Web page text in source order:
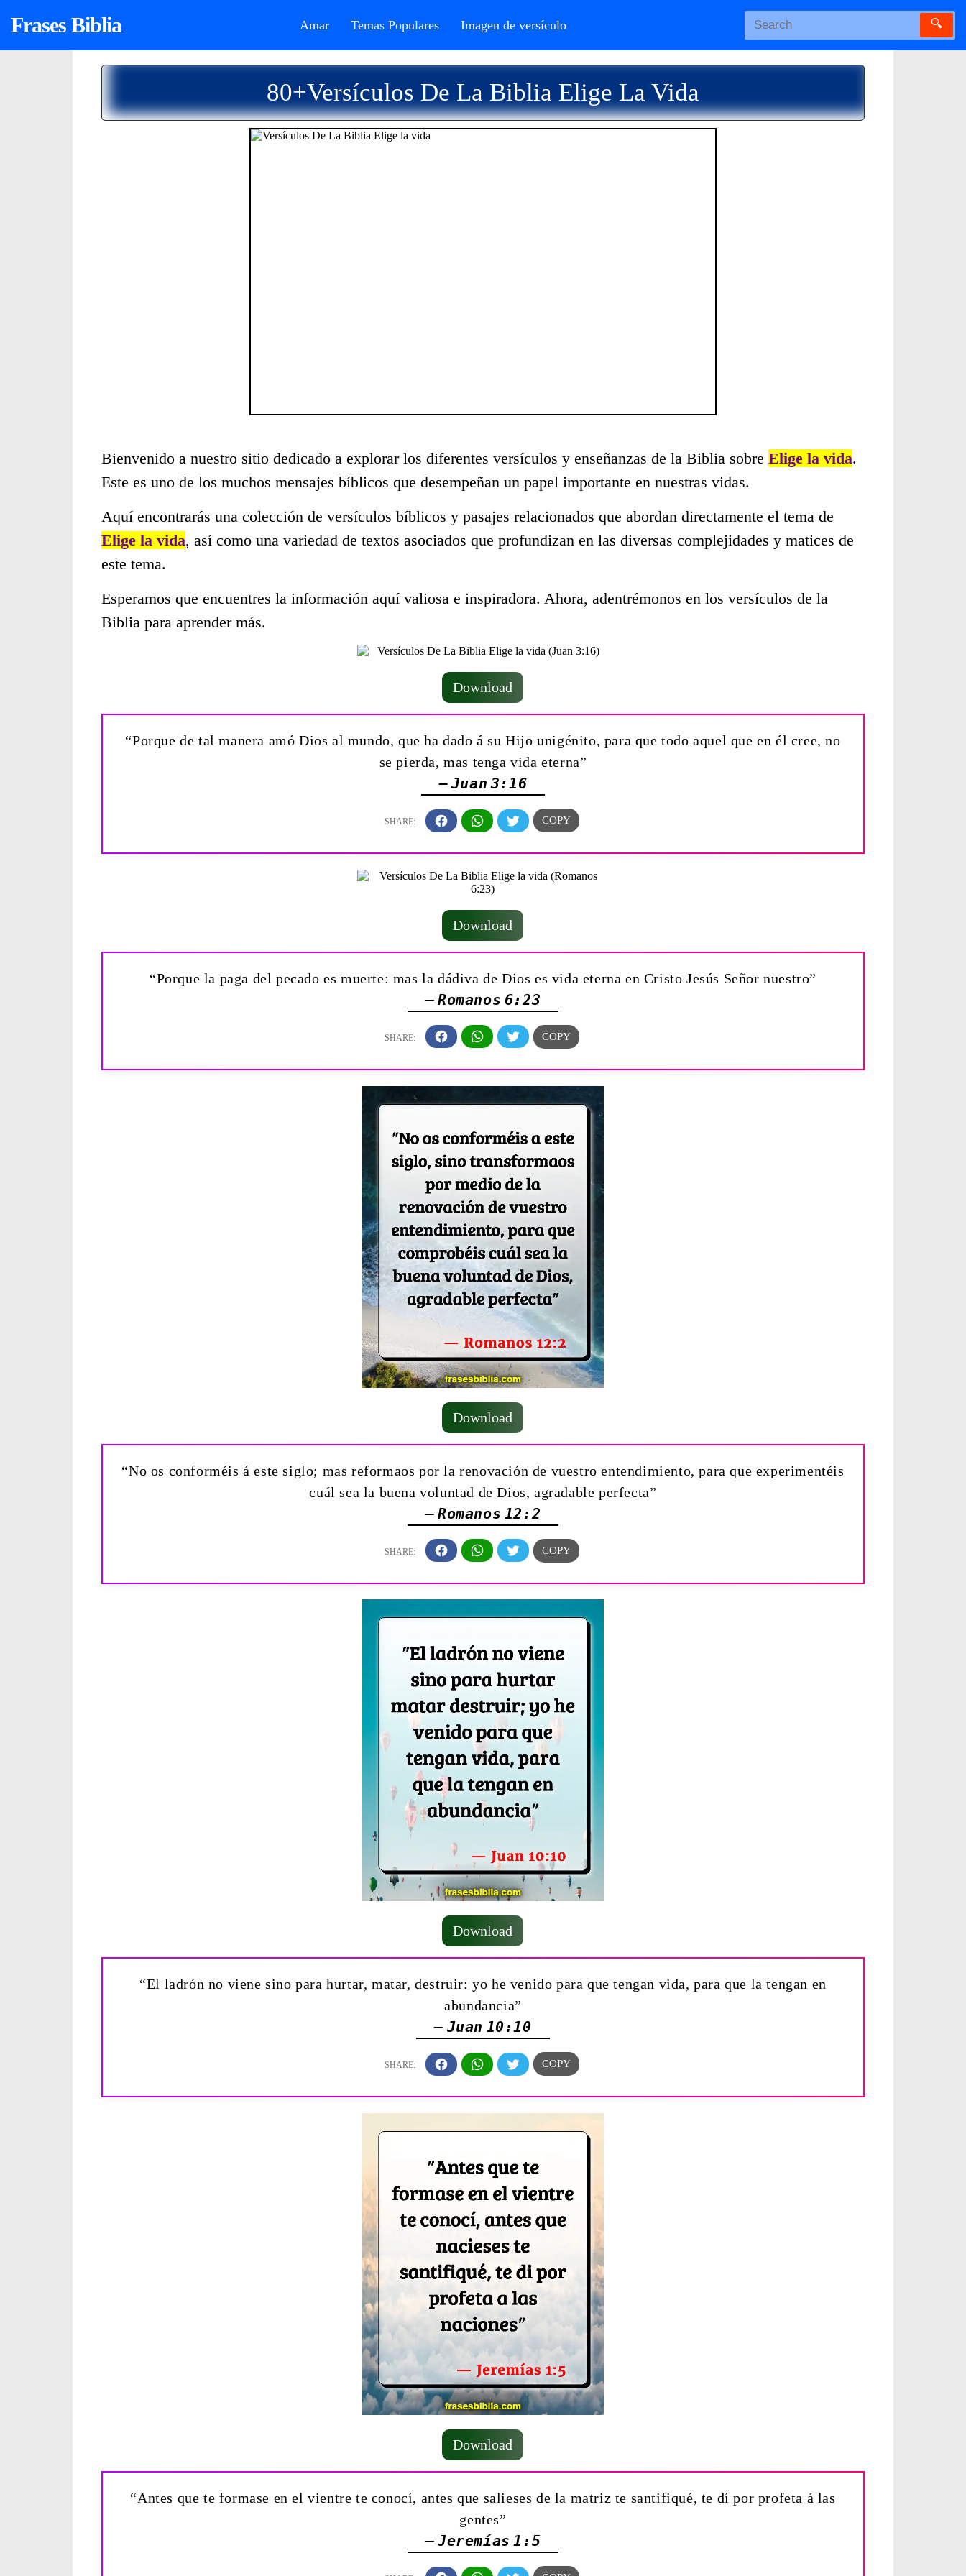
Frases Biblia Amar Temas Populares Imagen de versículo 🔍
80+Versículos De La Biblia Elige La Vida
Bienvenido a nuestro sitio dedicado a explorar los diferentes versículos y enseñanzas de la Biblia sobre Elige la vida.
Este es uno de los muchos mensajes bíblicos que desempeñan un papel importante en nuestras vidas.
Aquí encontrarás una colección de versículos bíblicos y pasajes relacionados que abordan directamente el tema de
Elige la vida, así como una variedad de textos asociados que profundizan en las diversas complejidades y matices de
este tema.
Esperamos que encuentres la información aquí valiosa e inspiradora. Ahora, adentrémonos en los versículos de la
Biblia para aprender más.
Download
“Porque de tal manera amó Dios al mundo, que ha dado á su Hijo unigénito, para que todo aquel que en él cree, no
se pierda, mas tenga vida eterna”
— Juan 3:16
Download
“Porque la paga del pecado es muerte: mas la dádiva de Dios es vida eterna en Cristo Jesús Señor nuestro”
— Romanos 6:23
Download
“No os conforméis á este siglo; mas reformaos por la renovación de vuestro entendimiento, para que experimentéis
cuál sea la buena voluntad de Dios, agradable perfecta”
— Romanos 12:2
Download
“El ladrón no viene sino para hurtar, matar, destruir: yo he venido para que tengan vida, para que la tengan en
abundancia”
— Juan 10:10
Download
“Antes que te formase en el vientre te conocí, antes que salieses de la matriz te santifiqué, te dí por profeta á las
gentes”
— Jeremías 1:5